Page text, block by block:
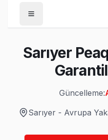
/Sarıyer
Son Güncelleme:Ağustos
Sarıyer
Güncelleme:
Sarıyer- Avrupa